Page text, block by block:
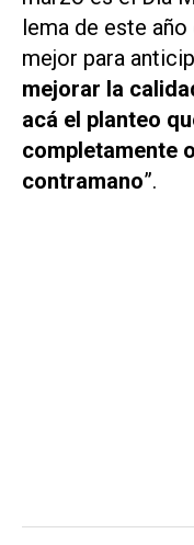
lema de este año
mejor para
mejorar la
acá el planteo
completamente
contramano”.